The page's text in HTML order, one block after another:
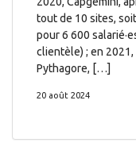
tout de 10 sites,
pour 6 600
clientèle) ; en
Pythagore, […]
20 août 2024